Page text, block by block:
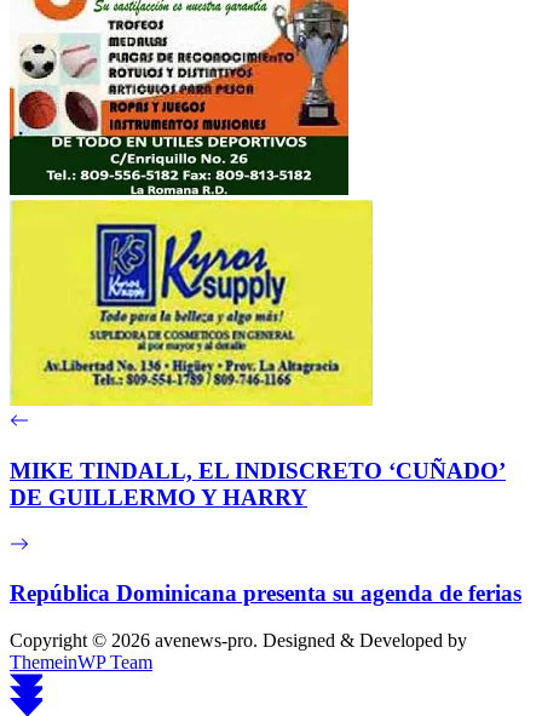
MIKE TINDALL, EL INDISCRETO ‘CUÑADO’
DE GUILLERMO Y HARRY
República Dominicana presenta su agenda de ferias
Copyright © 2026 avenews-pro. Designed & Developed by
ThemeinWP Team
Scroll
to